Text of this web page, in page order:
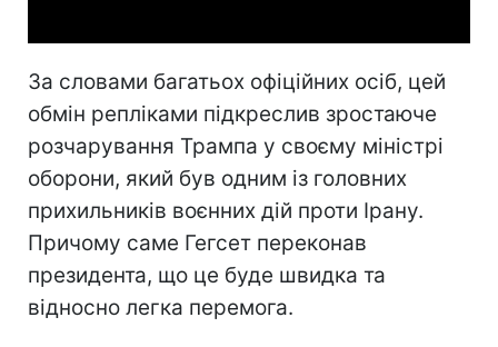
За словами багатьох офіційних осіб, цей
обмін репліками підкреслив зростаюче
розчарування Трампа у своєму міністрі
оборони, який був одним із головних
прихильників воєнних дій проти Ірану.
Причому саме Гегсет переконав
президента, що це буде швидка та
відносно легка перемога.